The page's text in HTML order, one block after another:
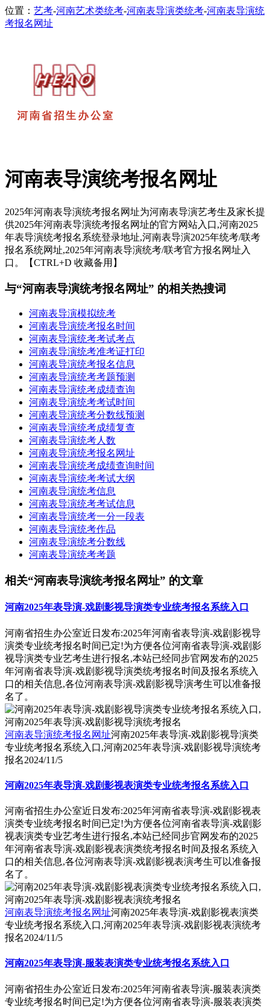
位置： 艺考-河南艺术类统考-河南表导演类统考-河南表导演统
考报名网址
河南表导演统考报名网址
2025年河南表导演统考报名网址为河南表导演艺考生及家长提
供2025年河南表导演统考报名网址的官方网站入口,河南2025
年表导演统考报名系统登录地址,河南表导演2025年统考/联考
报名系统网址,2025年河南表导演统考/联考官方报名网址入
口。【CTRL+D 收藏备用】
与“河南表导演统考报名网址” 的相关热搜词
河南表导演模拟统考
河南表导演统考报名时间
河南表导演统考考试考点
河南表导演统考准考证打印
河南表导演统考报名信息
河南表导演统考考题预测
河南表导演统考成绩查询
河南表导演统考考试时间
河南表导演统考分数线预测
河南表导演统考成绩复查
河南表导演统考人数
河南表导演统考报名网址
河南表导演统考成绩查询时间
河南表导演统考考试大纲
河南表导演统考信息
河南表导演统考考试信息
河南表导演统考一分一段表
河南表导演统考作品
河南表导演统考分数线
河南表导演统考考题
相关“河南表导演统考报名网址” 的文章
河南2025年表导演-戏剧影视导演类专业统考报名系统入口
河南省招生办公室近日发布:2025年河南省表导演-戏剧影视导
演类专业统考报名时间已定!为方便各位河南省表导演-戏剧影
视导演类专业艺考生进行报名,本站已经同步官网发布的2025
年河南省表导演-戏剧影视导演类统考报名时间及报名系统入
口的相关信息,各位河南表导演-戏剧影视导演考生可以准备报
名了。
河南表导演统考报名网址河南2025年表导演-戏剧影视导演类
专业统考报名系统入口,河南2025年表导演-戏剧影视导演统考
报名2024/11/5
河南2025年表导演-戏剧影视表演类专业统考报名系统入口
河南省招生办公室近日发布:2025年河南省表导演-戏剧影视表
演类专业统考报名时间已定!为方便各位河南省表导演-戏剧影
视表演类专业艺考生进行报名,本站已经同步官网发布的2025
年河南省表导演-戏剧影视表演类统考报名时间及报名系统入
口的相关信息,各位河南表导演-戏剧影视表演考生可以准备报
名了。
河南表导演统考报名网址河南2025年表导演-戏剧影视表演类
专业统考报名系统入口,河南2025年表导演-戏剧影视表演统考
报名2024/11/5
河南2025年表导演-服装表演类专业统考报名系统入口
河南省招生办公室近日发布:2025年河南省表导演-服装表演类
专业统考报名时间已定!为方便各位河南省表导演-服装表演类